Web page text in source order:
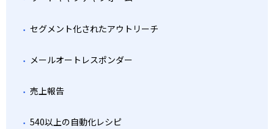
セグメント化されたアウトリーチ
メールオートレスポンダー
売上報告
540以上の自動化レシピ